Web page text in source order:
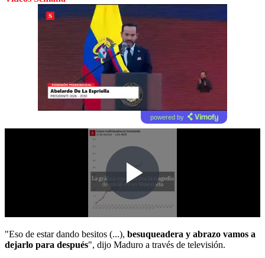
powered by
"Eso de estar dando besitos (...), besuqueadera y abrazo vamos a
dejarlo para después", dijo Maduro a través de televisión.